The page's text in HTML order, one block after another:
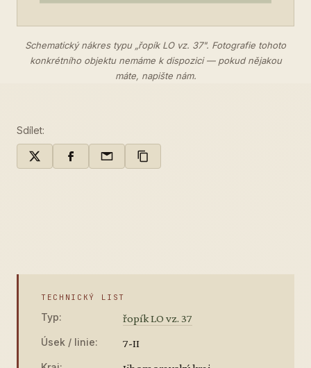
Schematický nákres typu „řopík LO vz. 37". Fotografie tohoto
konkrétního objektu nemáme k dispozici — pokud nějakou
máte, napište nám.
Sdílet:
TECHNICKÝ LIST
Typ: řopík LO vz. 37
Úsek / linie: 7-II